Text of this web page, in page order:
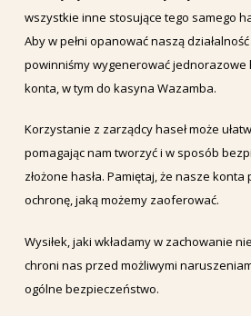
wszystkie inne stosujące tego samego
Aby w pełni opanować naszą
powinniśmy wygenerować jednorazowe
konta, w tym do kasyna Wazamba.
Korzystanie z zarządcy haseł może
pomagając nam tworzyć i w sposób
złożone hasła. Pamiętaj, że nasze
ochronę, jaką możemy zaoferować.
Wysiłek, jaki wkładamy w zachowanie
chroni nas przed możliwymi
ogólne bezpieczeństwo.